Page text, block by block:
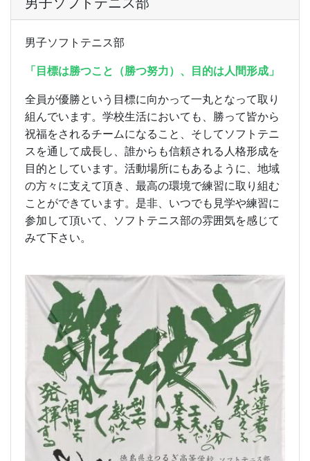
男子ソフトテニス部
「目標は勝つこと（勝つ努力）、目的は人間形成」
全員が優勝という目標に向かって一丸となって取り
組んでいます。学校生活においても、勝って皆から
祝福をされるチームになること、そしてソフトテニ
スを通して成長し、誰からも信頼される人格形成を
目的としています。活動場所にもあるように、地域
の方々に支えて頂き、最高の環境で練習に取り組む
ことができています。是非、いつでも見学や練習に
参加して頂いて、ソフトテニス部の雰囲気を感じて
みて下さい。